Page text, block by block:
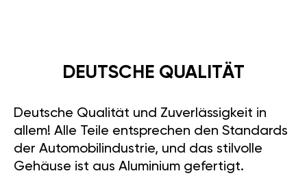
DEUTSCHE QUALITÄT
Deutsche Qualität und Zuverlässigkeit in
allem! Alle Teile entsprechen den Standards
der Automobilindustrie, und das stilvolle
Gehäuse ist aus Aluminium gefertigt.